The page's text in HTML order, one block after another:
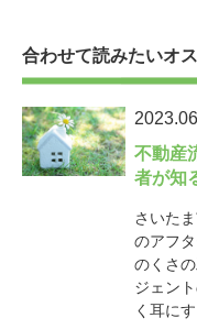
合わせて読みたいオ
不動産
者が知
さいた
のアフ
のくさ
ジェン
く耳に